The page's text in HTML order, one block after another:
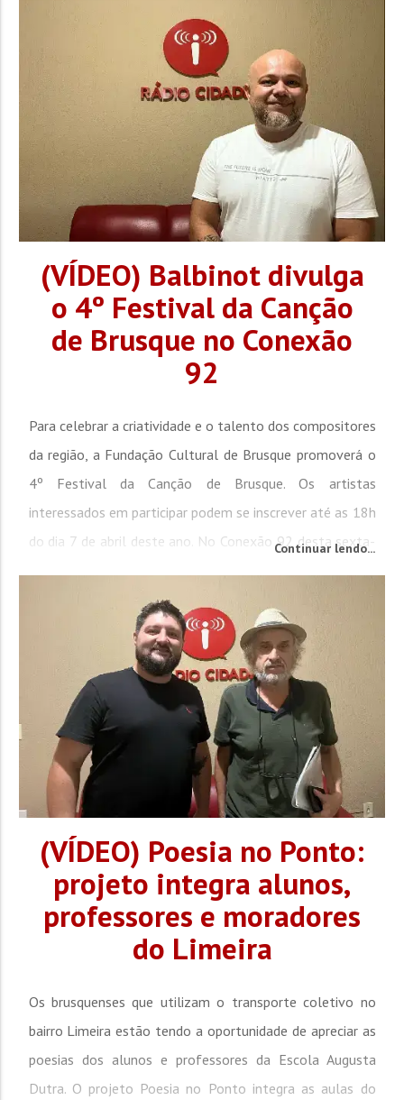
cujo objetivo é enaltecer a profissão e os profissionais da
costura, fundamentais para a...
(VÍDEO) Balbinot divulga
o 4º Festival da Canção
de Brusque no Conexão
92
Para celebrar a criatividade e o talento dos compositores
da região, a Fundação Cultural de Brusque promoverá o
4º Festival da Canção de Brusque. Os artistas
interessados em participar podem se inscrever até as 18h
do dia 7 de abril deste ano. No Conexão 92 desta sexta-
Alves Balbinot, informou que o festival selecionará e
Continuar lendo...
(VÍDEO) Poesia no Ponto:
projeto integra alunos,
professores e moradores
do Limeira
Os brusquenses que utilizam o transporte coletivo no
bairro Limeira estão tendo a oportunidade de apreciar as
poesias dos alunos e professores da Escola Augusta
Dutra. O projeto Poesia no Ponto integra as aulas do